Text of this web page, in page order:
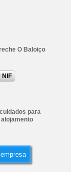
O Baloiço
NIF
para